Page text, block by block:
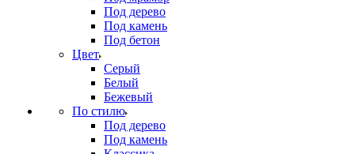
Под дерево
Под камень
Под бетон
Цвет
Серый
Белый
Бежевый
По стилю
Под дерево
Под камень